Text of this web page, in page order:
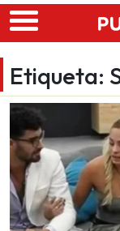
Skip to main
Etiqueta: